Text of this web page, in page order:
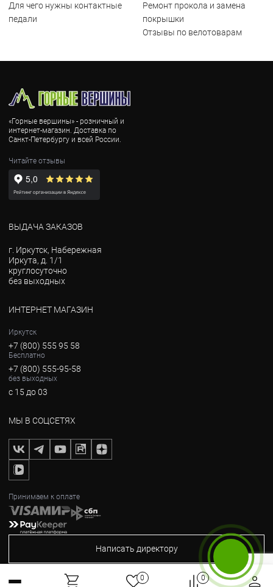
Для чего нужны контактные
педали
Ремонт прокола и замена
покрышки
Отзывы по велотоварам
«Горные вершины» - розничный и
интернет-магазин. Доставка по
Санкт-Петербургу и всей России.
Читайте отзывы
ВЫДАЧА ЗАКАЗОВ
г. Иркутск, Набережная
Иркута, д. 1/1
круглосуточно
без выходных
ИНТЕРНЕТ МАГАЗИН
Иркутск
+7 (800) 555 95 58
Бесплатно
+7 (800) 555-95-58
без выходных
с 15 до 03
МЫ В СОЦСЕТЯХ
Принимаем к оплате
Написать директору
0 0
Бесплатный звонок